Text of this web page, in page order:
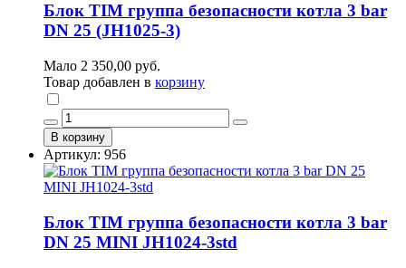
Блок TIM группа безопасности котла 3 bar
DN 25 (JH1025-3)
Мало 2 350,00 руб.
Товар добавлен в корзину
В корзину
Артикул: 956
Блок TIM группа безопасности котла 3 bar
DN 25 MINI JH1024-3std